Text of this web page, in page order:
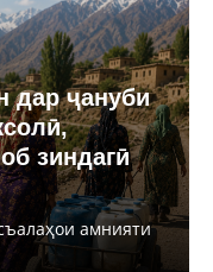
дар ҷануби
зиндагӣ
амнияти